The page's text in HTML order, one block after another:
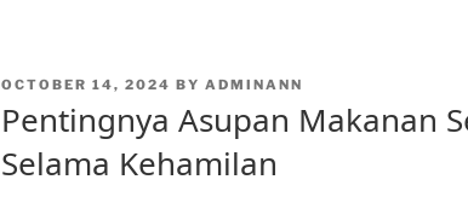
POSTED
OCTOBER 14, 2024 BY ADMINANN
Pentingnya Asupan Makanan
Selama Kehamilan